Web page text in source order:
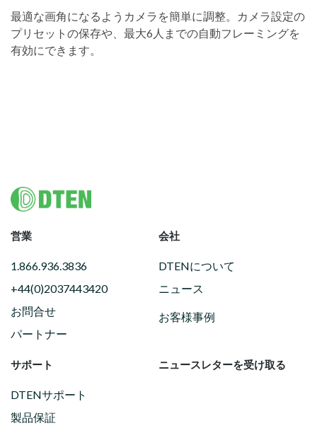
最適な画角になるようカメラを簡単に調整。カメラ設定の
プリセットの保存や、最大6人までの自動フレーミングを
有効にできます。
Footer
営業
1.866.936.3836
+44(0)2037443420
お問合せ
パートナー
会社
DTENについて
ニュース
お客様事例
サポート
DTENサポート
製品保証
ニュースレターを受け取る